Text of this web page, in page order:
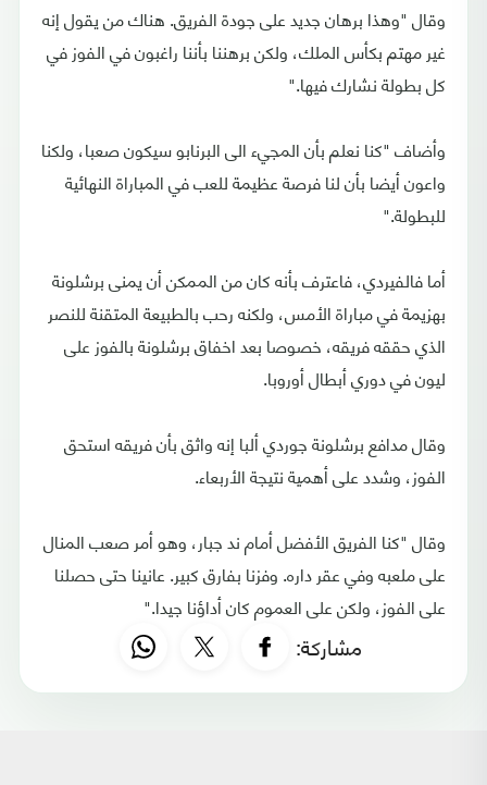
وقال "وهذا برهان جديد على جودة الفريق. هناك من يقول إنه
غير مهتم بكأس الملك، ولكن برهننا بأننا راغبون في الفوز في
كل بطولة نشارك فيها."
وأضاف "كنا نعلم بأن المجيء الى البرنابو سيكون صعبا، ولكنا
واعون أيضا بأن لنا فرصة عظيمة للعب في المباراة النهائية
للبطولة."
أما فالفيردي، فاعترف بأنه كان من الممكن أن يمنى برشلونة
بهزيمة في مباراة الأمس، ولكنه رحب بالطبيعة المتقنة للنصر
الذي حققه فريقه، خصوصا بعد اخفاق برشلونة بالفوز على
ليون في دوري أبطال أوروبا.
وقال مدافع برشلونة جوردي ألبا إنه واثق بأن فريقه استحق
الفوز، وشدد على أهمية نتيجة الأربعاء.
وقال "كنا الفريق الأفضل أمام ند جبار، وهو أمر صعب المنال
على ملعبه وفي عقر داره. وفزنا بفارق كبير. عانينا حتى حصلنا
على الفوز، ولكن على العموم كان أداؤنا جيدا."
مشاركة: